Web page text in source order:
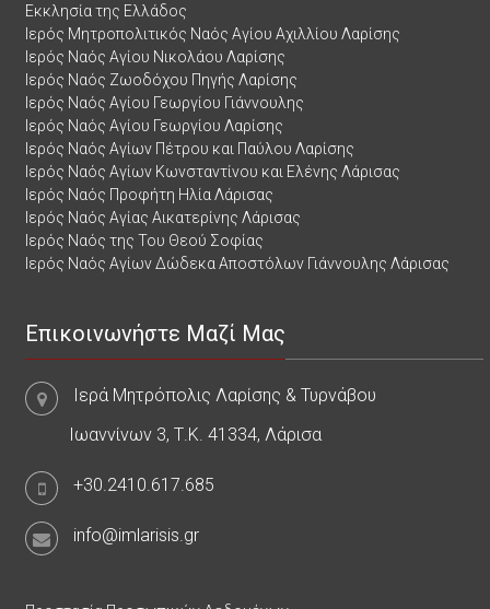
Εκκλησία της Ελλάδος
Ιερός Μητροπολιτικός Ναός Αγίου Αχιλλίου Λαρίσης
Ιερός Ναός Αγίου Νικολάου Λαρίσης
Ιερός Ναός Ζωοδόχου Πηγής Λαρίσης
Ιερός Ναός Αγίου Γεωργίου Γιάννουλης
Ιερός Ναός Αγίου Γεωργίου Λαρίσης
Ιερός Ναός Αγίων Πέτρου και Παύλου Λαρίσης
Ιερός Ναός Αγίων Κωνσταντίνου και Ελένης Λάρισας
Ιερός Ναός Προφήτη Ηλία Λάρισας
Ιερός Ναός Αγίας Αικατερίνης Λάρισας
Ιερός Ναός της Του Θεού Σοφίας
Ιερός Ναός Αγίων Δώδεκα Αποστόλων Γιάννουλης Λάρισας
Επικοινωνήστε Μαζί Μας
Ιερά Μητρόπολις Λαρίσης & Τυρνάβου
Ιωαννίνων 3, Τ.Κ. 41334, Λάρισα
+30.2410.617.685
info@imlarisis.gr